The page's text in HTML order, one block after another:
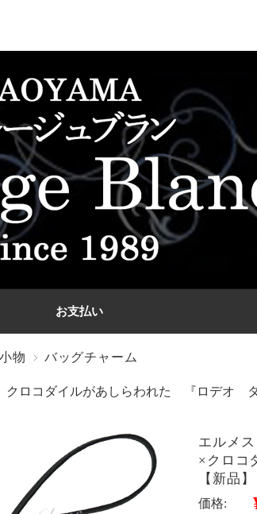
お支払い
物 バッグチャーム
ロコダイルがあしらわれた 『ロデオ
エルメ
×クロコ
【新品】
価格: